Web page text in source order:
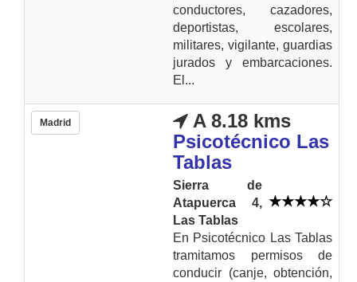
conductores, cazadores,
deportistas, escolares,
militares, vigilante, guardias
jurados y embarcaciones.
El...
Madrid
A 8.18 kms
Psicotécnico Las
Tablas
Sierra de
Atapuerca 4,
Las Tablas
En Psicotécnico Las Tablas
tramitamos permisos de
conducir (canje, obtención,